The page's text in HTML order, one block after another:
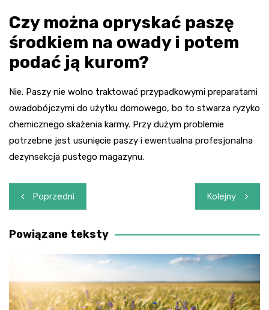
Czy można opryskać paszę
środkiem na owady i potem
podać ją kurom?
Nie. Paszy nie wolno traktować przypadkowymi preparatami
owadobójczymi do użytku domowego, bo to stwarza ryzyko
chemicznego skażenia karmy. Przy dużym problemie
potrzebne jest usunięcie paszy i ewentualna profesjonalna
dezynsekcja pustego magazynu.
Nawigacja
wpisu
Poprzedni Kolejny
Powiązane teksty